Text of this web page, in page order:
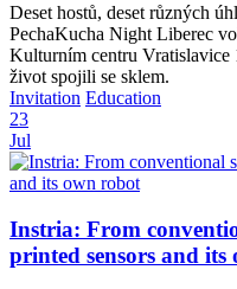
Deset hostů, deset různých
PechaKucha Night Liberec
Kulturním centru Vratislavice
život spojili se sklem.
Invitation Education
23
Jul
Instria: From
printed sensors and its